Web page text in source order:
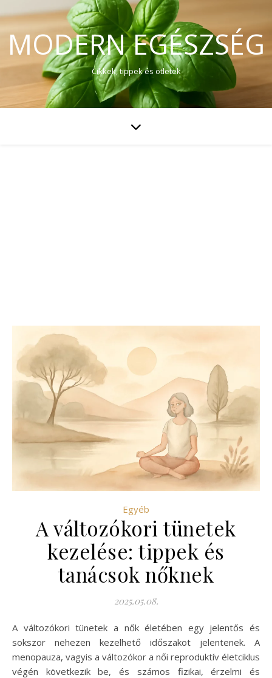
MODERN EGÉSZSÉG
Cikkek, tippek és ötletek
Egyéb
A változókori tünetek
kezelése: tippek és
tanácsok nőknek
2025.05.08.
A változókori tünetek a nők életében egy jelentős és
sokszor nehezen kezelhető időszakot jelentenek. A
menopauza, vagyis a változókor a női reproduktív életciklus
végén következik be, és számos fizikai, érzelmi és